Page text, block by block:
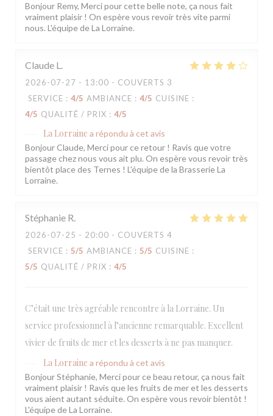
Bonjour Remy, Merci pour cette belle note, ça nous fait
vraiment plaisir ! On espère vous revoir très vite parmi
nous. L'équipe de La Lorraine.
Claude L
2026-07-27 - 13:00 - COUVERTS 3
SERVICE : 4/5 AMBIANCE : 4/5 CUISINE :
4/5 QUALITÉ / PRIX : 4/5
La Lorraine a répondu à cet avis
Bonjour Claude, Merci pour ce retour ! Ravis que votre
passage chez nous vous ait plu. On espère vous revoir très
bientôt place des Ternes ! L'équipe de la Brasserie La
Lorraine.
Stéphanie R
2026-07-25 - 20:00 - COUVERTS 4
SERVICE : 5/5 AMBIANCE : 5/5 CUISINE :
5/5 QUALITÉ / PRIX : 4/5
C’était une très agréable rencontre à la Lorraine. Un
service professionnel à l’ancienne remarquable. Excellent
vivier de fruits de mer et les desserts à ne pas manquer.
La Lorraine a répondu à cet avis
Bonjour Stéphanie, Merci pour ce beau retour, ça nous fait
vraiment plaisir ! Ravis que les fruits de mer et les desserts
vous aient autant séduite. On espère vous revoir bientôt !
L'équipe de La Lorraine.